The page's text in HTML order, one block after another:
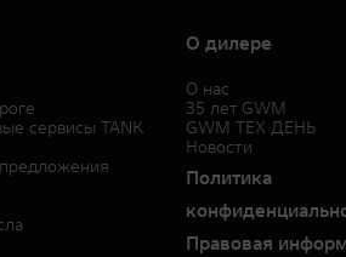
0,010% до 9,000% на диапазонах
0,010% до 6,400% на диапазонах
При отказе от полиса КАСКО/отсутствии
«Кредит на покупку автомобиля у дилера»
Ген.лицензия ЦБ РФ № 1326 от 16.01.2015.
сервисы TANK
О дилере
О нас
35 лет GWM
GWM ТЕХ ДЕНЬ
Новости
Политика
Правовая